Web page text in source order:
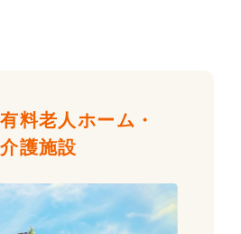
料老人ホーム・
介護施設